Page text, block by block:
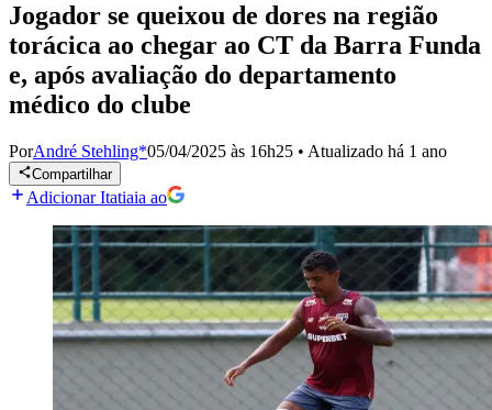
Jogador se queixou de dores na região
torácica ao chegar ao CT da Barra Funda
e, após avaliação do departamento
médico do clube
PorAndré Stehling*05/04/2025 às 16h25 • Atualizado há 1 ano
Compartilhar
Adicionar Itatiaia ao